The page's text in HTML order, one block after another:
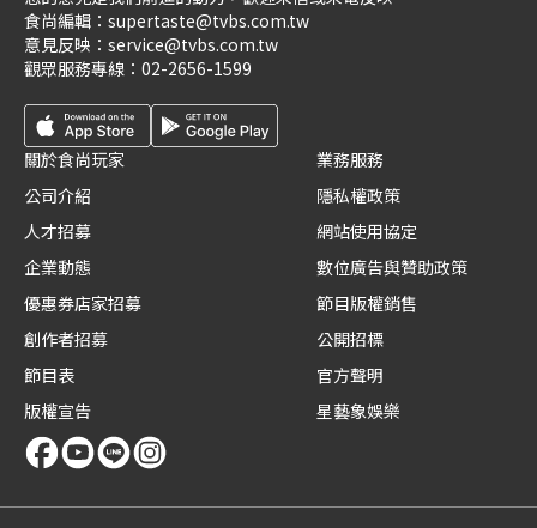
食尚編輯： supertaste@tvbs.com.tw
意見反映： service@tvbs.com.tw
觀眾服務專線： 02-2656-1599
關於食尚玩家
公司介紹
人才招募
企業動態
優惠券店家招募
創作者招募
節目表
版權宣告
業務服務
隱私權政策
網站使用協定
數位廣告與贊助政策
節目版權銷售
公開招標
官方聲明
星藝象娛樂